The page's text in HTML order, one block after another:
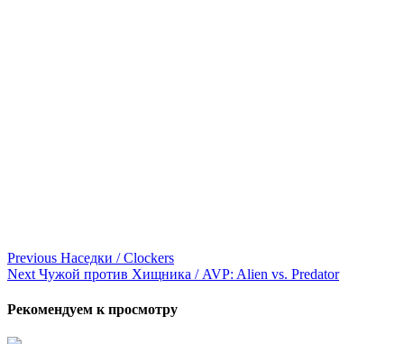
Continue
Reading
Previous Наседки / Clockers
Next Чужой против Хищника / AVP: Alien vs. Predator
Рекомендуем к просмотру